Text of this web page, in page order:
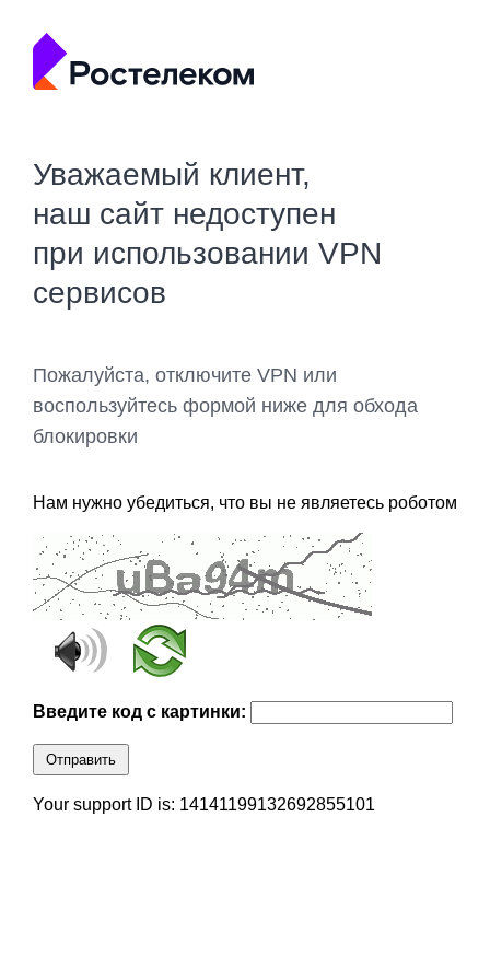
Уважаемый клиент,
наш сайт недоступен
при использовании VPN
сервисов
Пожалуйста, отключите VPN или
воспользуйтесь формой ниже для обхода
блокировки
Нам нужно убедиться, что вы не являетесь роботом
Введите код с картинки:
Отправить
Your support ID is: 14141199132692855101